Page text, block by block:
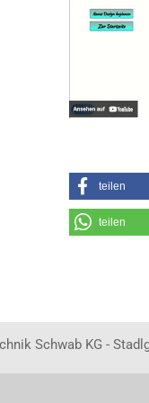
teilen
teilen
Schwab KG -